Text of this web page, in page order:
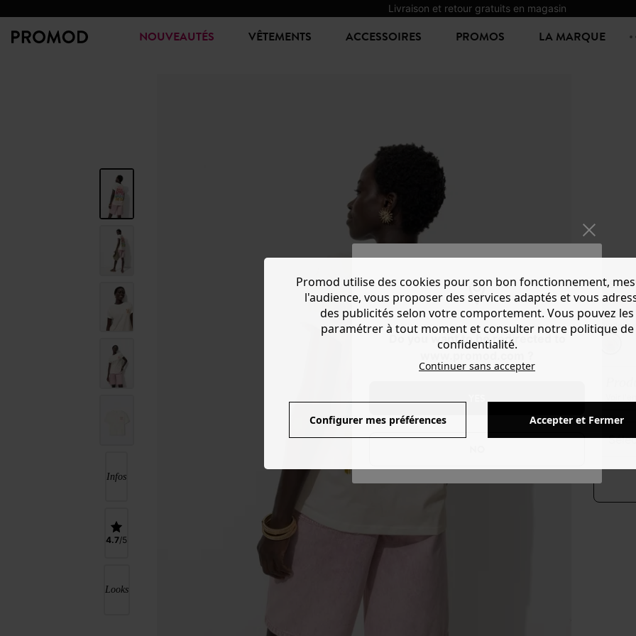
Livraison et retour gratuits en magasin
Do you want to be redirected to
NOUVEAUTÉS VÊTEMENTS ACCESSOIRES PROMOS LA MARQUE
Infos
4.7
Looks
T-
10,00 €
Couleur :
Voir
Promod utilise des cookies pour son bon fonctionnement,
l'audience, vous proposer des services adaptés et vous
des publicités selon votre comportement. Vous pouvez les
paramétrer à tout moment et consulter notre politique de
confidentialité.
Continuer sans accepter
Configurer mes préférences Accepter et Fermer